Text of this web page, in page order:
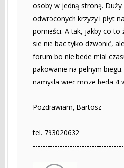
osoby w jedną stronę. Duży
odwroconych krzyzy i płyt
pomieści. A tak, jakby co to
sie nie bac tylko dzwonić,
forum bo nie bede mial
pakowanie na pelnym
namysla wiec moze beda 4
Pozdrawiam, Bartosz
tel. 793020632